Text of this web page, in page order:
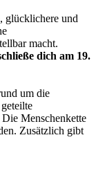
glücklichere und
macht.
dich am 19.
um die
Menschenkette
Zusätzlich gibt